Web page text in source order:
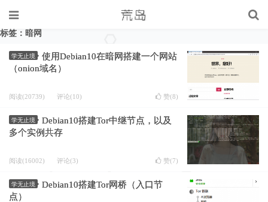
标签：暗网
学无止境
使用Debian10在暗网搭建一个网站
（onion域名）
阅读(20739) 评论(10) 赞(8)
学无止境
Debian10搭建Tor中继节点，以及
多个实例共存
阅读(16002) 评论(3) 赞(7)
学无止境
Debian10搭建Tor网桥（入口节
点）